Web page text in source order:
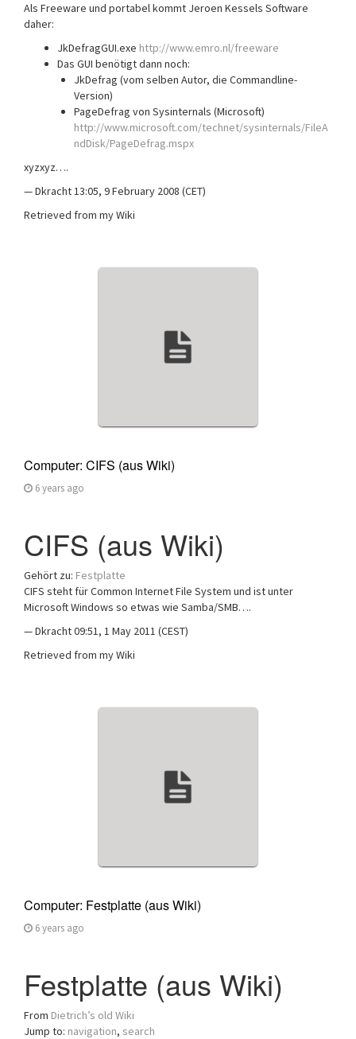
Als Freeware und portabel kommt Jeroen Kessels Software
daher:
JkDefragGUI.exe http://www.emro.nl/freeware
Das GUI benötigt dann noch:
JkDefrag (vom selben Autor, die Commandline-
Version)
PageDefrag von Sysinternals (Microsoft)
http://www.microsoft.com/technet/sysinternals/FileA
ndDisk/PageDefrag.mspx
xyzxyz….
— Dkracht 13:05, 9 February 2008 (CET)
Retrieved from my Wiki
Computer: CIFS (aus Wiki)
6 years ago
CIFS (aus Wiki)
Gehört zu: Festplatte
CIFS steht für Common Internet File System und ist unter
Microsoft Windows so etwas wie Samba/SMB….
— Dkracht 09:51, 1 May 2011 (CEST)
Retrieved from my Wiki
Computer: Festplatte (aus Wiki)
6 years ago
Festplatte (aus Wiki)
From Dietrich’s old Wiki
Jump to: navigation, search